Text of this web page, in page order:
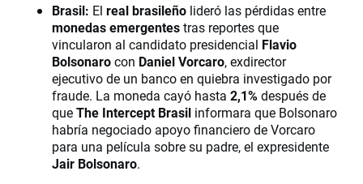
Brasil: El real brasileño lideró las pérdidas entre
monedas emergentestras reportes que
vincularon al candidato presidencial Flavio
Bolsonarocon Daniel Vorcaro, exdirector
ejecutivo de un banco en quiebra investigado por
fraude. La moneda cayó hasta 2,1%después de
queThe Intercept Brasil informara que Bolsonaro
habría negociado apoyo financiero de Vorcaro
para una película sobre su padre, el expresidente
Jair Bolsonaro.